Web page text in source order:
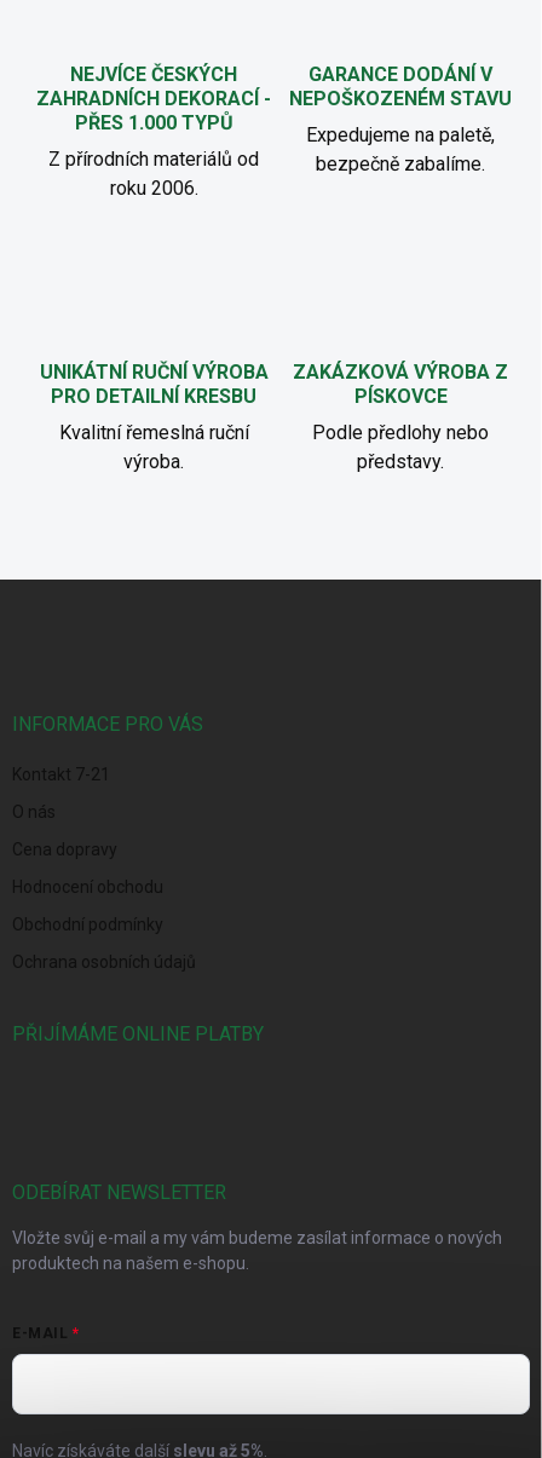
NEJVÍCE ČESKÝCH
ZAHRADNÍCH DEKORACÍ -
PŘES 1.000 TYPŮ
Z přírodních materiálů od
roku 2006.
GARANCE DODÁNÍ V
NEPOŠKOZENÉM STAVU
Expedujeme na paletě,
bezpečně zabalíme.
UNIKÁTNÍ RUČNÍ VÝROBA
PRO DETAILNÍ KRESBU
Kvalitní řemeslná ruční
výroba.
ZAKÁZKOVÁ VÝROBA Z
PÍSKOVCE
Podle předlohy nebo
představy.
INFORMACE PRO VÁS
Kontakt 7-21
O nás
Cena dopravy
Hodnocení obchodu
Obchodní podmínky
Ochrana osobních údajů
PŘIJÍMÁME ONLINE PLATBY
ODEBÍRAT NEWSLETTER
Vložte svůj e-mail a my vám budeme zasílat informace o nových
produktech na našem e-shopu.
E-MAIL
Navíc získáváte další slevu až5%.